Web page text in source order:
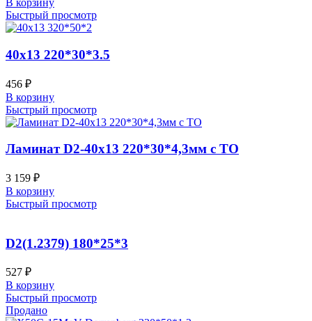
В корзину
Быстрый просмотр
40х13 220*30*3.5
456 ₽
В корзину
Быстрый просмотр
Ламинат D2-40х13 220*30*4,3мм с ТО
3 159 ₽
В корзину
Быстрый просмотр
D2(1.2379) 180*25*3
527 ₽
В корзину
Быстрый просмотр
Продано